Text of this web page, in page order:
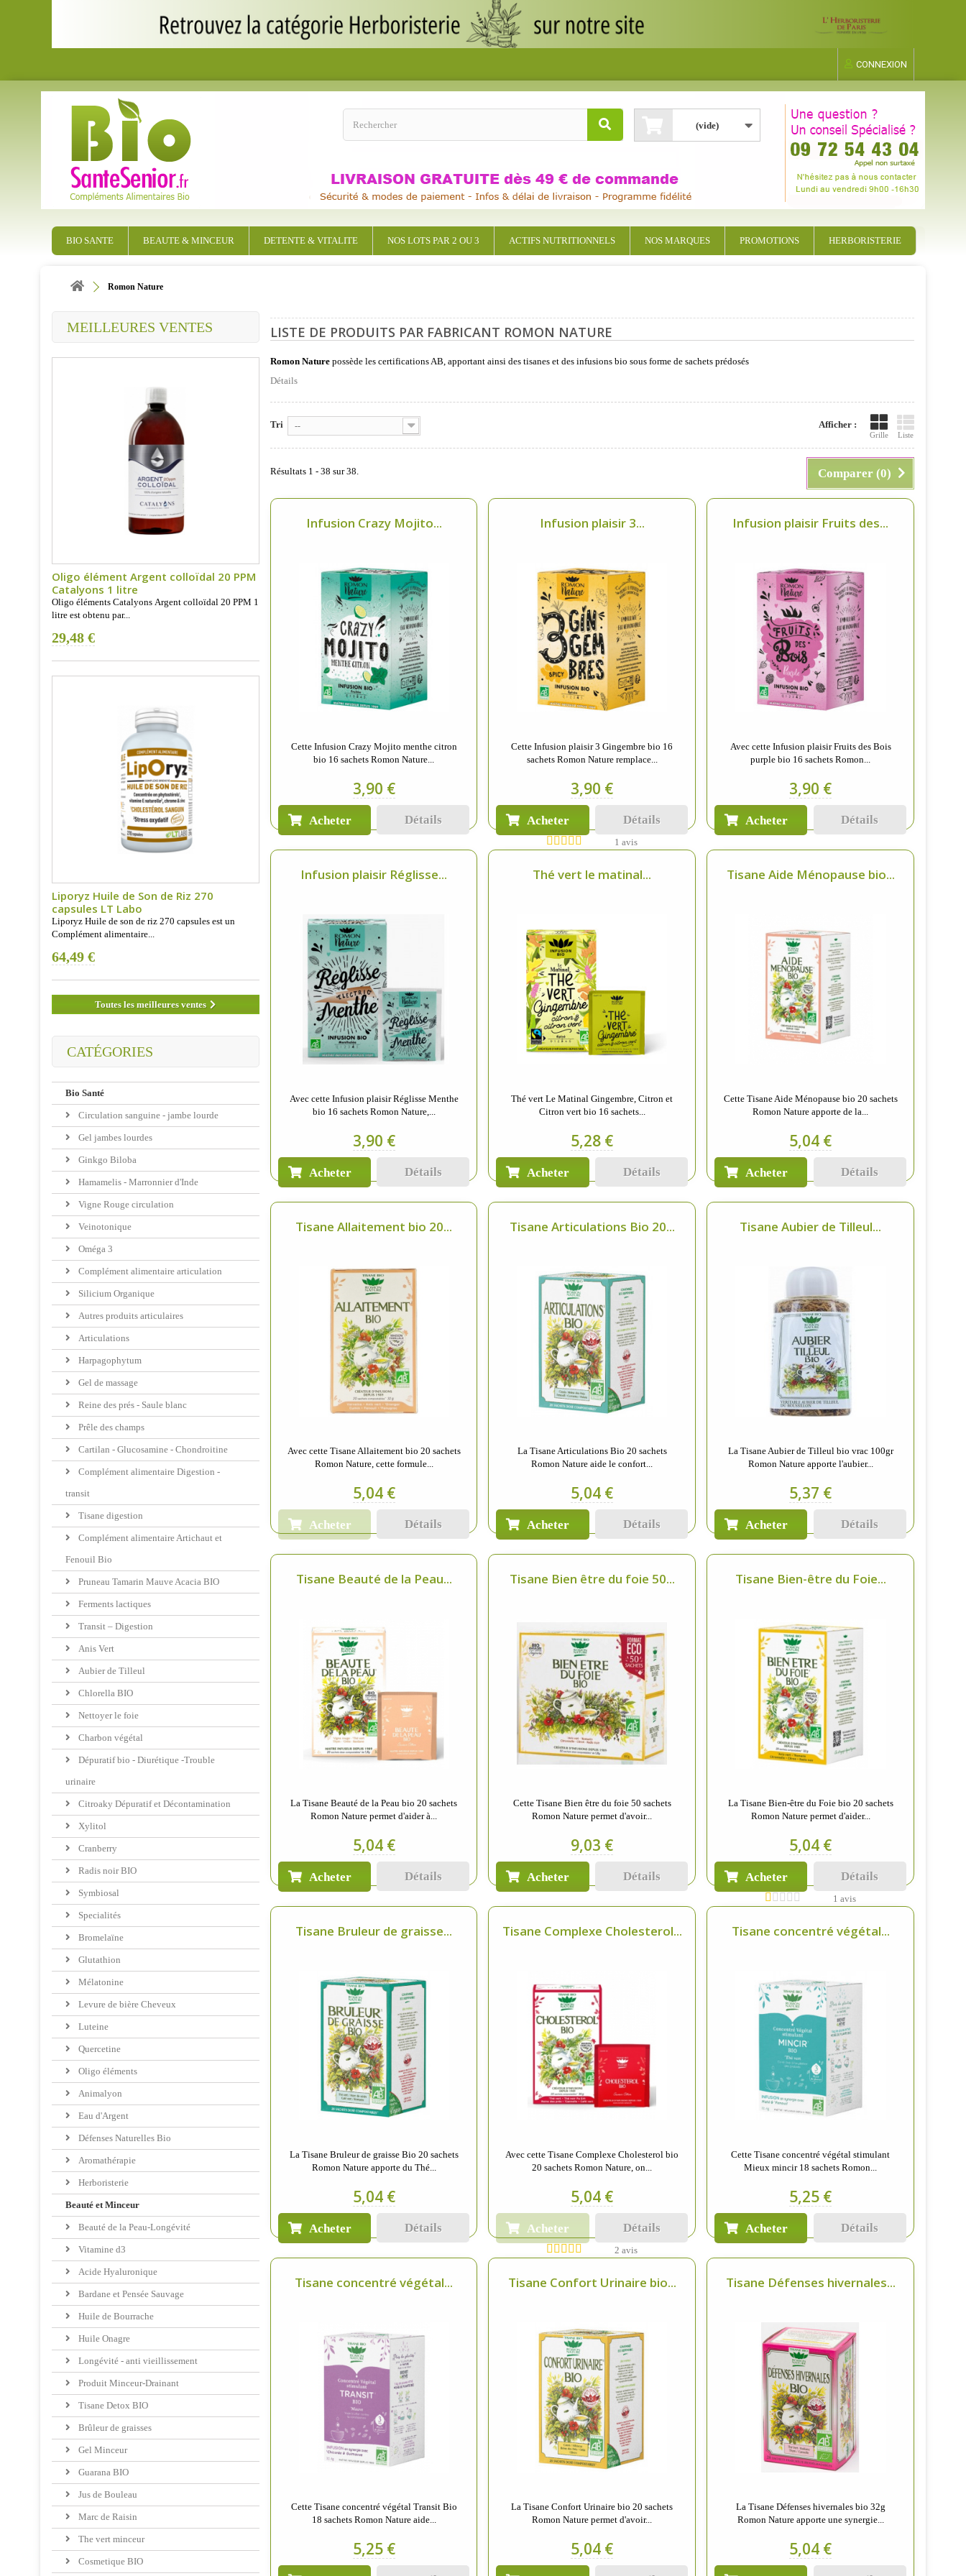
CONNEXION
(vide)
BIO SANTE BEAUTE & MINCEUR DETENTE & VITALITE NOS LOTS PAR 2 OU 3 ACTIFS NUTRITIONNELS NOS MARQUES PROMOTIONS HERBORISTERIE
Romon Nature
MEILLEURES VENTES
Oligo élément Argent colloïdal 20 PPM
Catalyons 1 litre
Oligo éléments Catalyons Argent colloïdal 20 PPM 1
litre est obtenu par...
29,48 €
Liporyz Huile de Son de Riz 270
capsules LT Labo
Liporyz Huile de son de riz 270 capsules est un
Complément alimentaire...
64,49 €
Toutes les meilleures ventes
CATÉGORIES
Bio Santé
Circulation sanguine - jambe lourde
Gel jambes lourdes
Ginkgo Biloba
Hamamelis - Marronnier d'Inde
Vigne Rouge circulation
Veinotonique
Oméga 3
Complément alimentaire articulation
Silicium Organique
Autres produits articulaires
Articulations
Harpagophytum
Gel de massage
Reine des prés - Saule blanc
Prêle des champs
Cartilan - Glucosamine - Chondroitine
Complément alimentaire Digestion -
transit
Tisane digestion
Complément alimentaire Artichaut et
Fenouil Bio
Pruneau Tamarin Mauve Acacia BIO
Ferments lactiques
Transit – Digestion
Anis Vert
Aubier de Tilleul
Chlorella BIO
Nettoyer le foie
Charbon végétal
Dépuratif bio - Diurétique -Trouble
urinaire
Citroaky Dépuratif et Décontamination
Xylitol
Cranberry
Radis noir BIO
Symbiosal
Specialités
Bromelaïne
Glutathion
Mélatonine
Levure de bière Cheveux
Luteine
Quercetine
Oligo éléments
Animalyon
Eau d'Argent
Défenses Naturelles Bio
Aromathérapie
Herboristerie
Beauté et Minceur
Beauté de la Peau-Longévité
Vitamine d3
Acide Hyaluronique
Bardane et Pensée Sauvage
Huile de Bourrache
Huile Onagre
Longévité - anti vieillissement
Produit Minceur-Drainant
Tisane Detox BIO
Brûleur de graisses
Gel Minceur
Guarana BIO
Jus de Bouleau
Marc de Raisin
The vert minceur
Cosmetique BIO
LISTE DE PRODUITS PAR FABRICANT ROMON NATURE
Romon Naturepossède les certifications AB, apportant ainsi des tisanes et des infusions bio sous forme de sachets prédosés
Détails
Afficher :
Grille Liste
Tri --
Comparer (0)
Résultats 1 - 38 sur 38.
Infusion Crazy Mojito...
Cette Infusion Crazy Mojito menthe citron
bio 16 sachets Romon Nature...
3,90 €
Acheter Détails
Infusion plaisir 3...
Cette Infusion plaisir 3 Gingembre bio 16
sachets Romon Nature remplace...
3,90 €
Acheter Détails
1 avis
Infusion plaisir Fruits des...
Avec cette Infusion plaisir Fruits des Bois
purple bio 16 sachets Romon...
3,90 €
Acheter Détails
Infusion plaisir Réglisse...
Avec cette Infusion plaisir Réglisse Menthe
bio 16 sachets Romon Nature,...
3,90 €
Acheter Détails
Thé vert le matinal...
Thé vert Le Matinal Gingembre, Citron et
Citron vert bio 16 sachets...
5,28 €
Acheter Détails
Tisane Aide Ménopause bio...
Cette Tisane Aide Ménopause bio 20 sachets
Romon Nature apporte de la...
5,04 €
Acheter Détails
Tisane Allaitement bio 20...
Avec cette Tisane Allaitement bio 20 sachets
Romon Nature, cette formule...
5,04 €
Acheter Détails
Tisane Articulations Bio 20...
La Tisane Articulations Bio 20 sachets
Romon Nature aide le confort...
5,04 €
Acheter Détails
Tisane Aubier de Tilleul...
La Tisane Aubier de Tilleul bio vrac 100gr
Romon Nature apporte l'aubier...
5,37 €
Acheter Détails
Tisane Beauté de la Peau...
La Tisane Beauté de la Peau bio 20 sachets
Romon Nature permet d'aider à...
5,04 €
Acheter Détails
Tisane Bien être du foie 50...
Cette Tisane Bien être du foie 50 sachets
Romon Nature permet d'avoir...
9,03 €
Acheter Détails
Tisane Bien-être du Foie...
La Tisane Bien-être du Foie bio 20 sachets
Romon Nature permet d'aider...
5,04 €
Acheter Détails
1 avis
Tisane Bruleur de graisse...
La Tisane Bruleur de graisse Bio 20 sachets
Romon Nature apporte du Thé...
5,04 €
Acheter Détails
Tisane Complexe Cholesterol...
Avec cette Tisane Complexe Cholesterol bio
20 sachets Romon Nature, on...
5,04 €
Acheter Détails
2 avis
Tisane concentré végétal...
Cette Tisane concentré végétal stimulant
Mieux mincir 18 sachets Romon...
5,25 €
Acheter Détails
Tisane concentré végétal...
Cette Tisane concentré végétal Transit Bio
18 sachets Romon Nature aide...
5,25 €
Tisane Confort Urinaire bio...
La Tisane Confort Urinaire bio 20 sachets
Romon Nature permet d'avoir...
5,04 €
Tisane Défenses hivernales...
La Tisane Défenses hivernales bio 32g
Romon Nature apporte une synergie...
5,04 €